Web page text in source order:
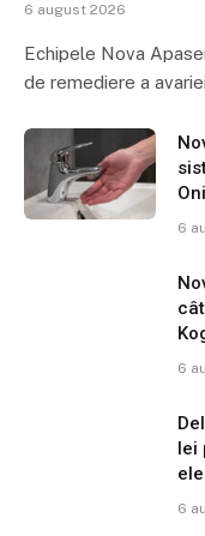
6 august 2026
Echipele Nova
de remediere a
6
6
lei
6